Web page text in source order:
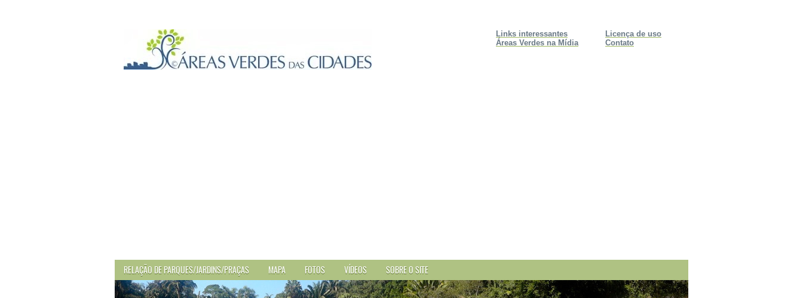
Licença de uso
Contato
Links interessantes
Áreas Verdes na Mídia
RELAÇÃO DE PARQUES/JARDINS/PRAÇAS MAPA FOTOS VÍDEOS SOBRE O SITE